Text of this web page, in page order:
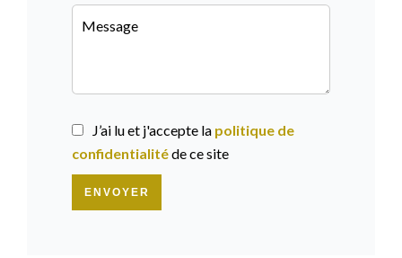
J’ai lu et j'accepte la politique de
confidentialitéde ce site
ENVOYER